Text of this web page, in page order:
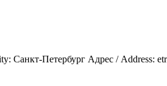
Санкт-Петербург Адрес / Address: